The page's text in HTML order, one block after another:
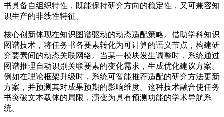
书具备自组织特性，既能保持研究方向的稳定性，又可兼容知
识生产的非线性特征。
核心创新体现在知识图谱驱动的动态适配策略。借助学科知识
图谱技术，将任务书各要素转化为可计算的语义节点，构建研
究要素间的动态关联网络。当某一模块发生调整时，系统通过
图谱推理自动识别关联要素的变化需求，生成优化建议方案。
例如在理论框架升级时，系统可智能推荐适配的研究方法更新
方案，并预测其对成果预期的影响维度。这种技术融合使任务
书突破文本载体的局限，演变为具有预测功能的学术导航系
统。